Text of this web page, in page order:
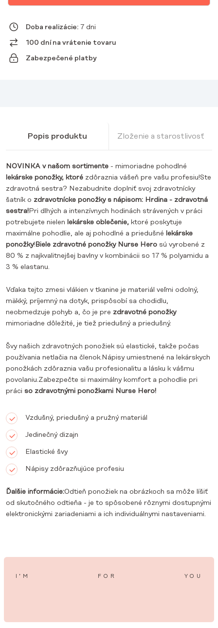
Doba realizácie: 7 dni
100 dní na vrátenie tovaru
Zabezpečené platby
Popis produktu Zloženie a starostlivosť
NOVINKA v našom sortimente - mimoriadne pohodlné
lekárske ponožky, ktoré zdôraznia vášeň pre vašu profesiu!Ste
zdravotná sestra? Nezabudnite doplniť svoj zdravotnícky
šatník o zdravotnícke ponožky s nápisom: Hrdina - zdravotná
sestra!Pri dlhých a intenzívnych hodinách strávených v práci
potrebujete nielen lekárske oblečenie, ktoré poskytuje
maximálne pohodlie, ale aj pohodlné a priedušné lekárske
ponožky! Biele zdravotné ponožky Nurse Hero sú vyrobené z
80 % z najkvalitnejšej bavlny v kombinácii so 17 % polyamidu a
3 % elastanu.
Vďaka tejto zmesi vlákien v tkanine je materiál veľmi odolný,
mäkký, príjemný na dotyk, prispôsobí sa chodidlu,
neobmedzuje pohyb a, čo je pre zdravotné ponožky
mimoriadne dôležité, je tiež priedušný a priedušný.
Švy našich zdravotných ponožiek sú elastické, takže počas
používania netlačia na členok.Nápisy umiestnené na lekárskych
ponožkách zdôraznia vašu profesionalitu a lásku k vášmu
povolaniu.Zabezpečte si maximálny komfort a pohodlie pri
práci so zdravotnými ponožkami Nurse Hero!
Vzdušný, priedušný a pružný materiál
Jedinečný dizajn
Elastické švy
Nápisy zdôrazňujúce profesiu
Ďalšie informácie:Odtieň ponožiek na obrázkoch sa môže líšiť
od skutočného odtieňa - je to spôsobené rôznymi dostupnými
elektronickými zariadeniami a ich individuálnymi nastaveniami.
I’M FOR YOU